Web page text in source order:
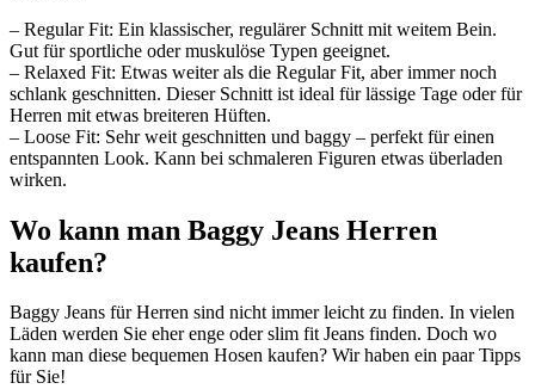
– Regular Fit: Ein klassischer, regulärer Schnitt mit weitem Bein.
Gut für sportliche oder muskulöse Typen geeignet.
– Relaxed Fit: Etwas weiter als die Regular Fit, aber immer noch
schlank geschnitten. Dieser Schnitt ist ideal für lässige Tage oder für
Herren mit etwas breiteren Hüften.
– Loose Fit: Sehr weit geschnitten und baggy – perfekt für einen
entspannten Look. Kann bei schmaleren Figuren etwas überladen
wirken.
Wo kann man Baggy Jeans Herren
kaufen?
Baggy Jeans für Herren sind nicht immer leicht zu finden. In vielen
Läden werden Sie eher enge oder slim fit Jeans finden. Doch wo
kann man diese bequemen Hosen kaufen? Wir haben ein paar Tipps
für Sie!